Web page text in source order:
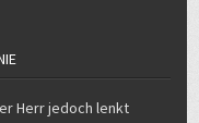
Herr jedoch lenkt